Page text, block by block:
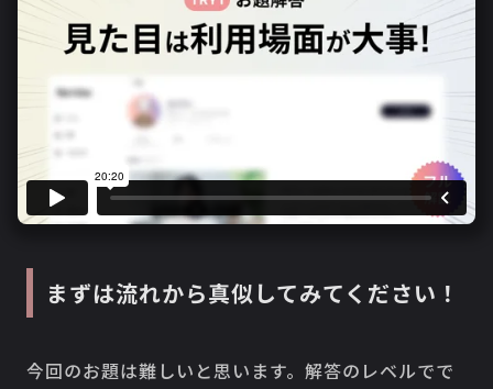
まずは流れから真似してみてください！
今回のお題は難しいと思います。解答のレベルでで